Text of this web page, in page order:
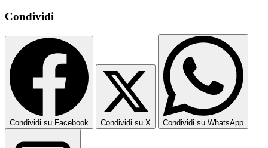
Condividi
Condividi su Facebook Condividi su X Condividi su WhatsApp